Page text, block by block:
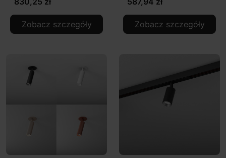
Zobacz szczegóły Zobacz szczegóły